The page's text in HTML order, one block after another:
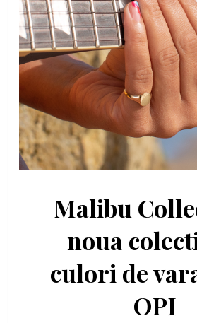
Malibu
noua
culori de
OPI